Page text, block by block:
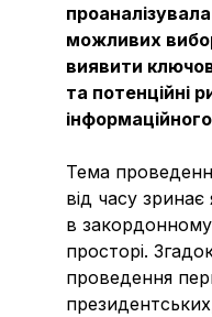
можливих
виявити
та потенційні
Тема
від часу зринає
в
просторі.
проведення